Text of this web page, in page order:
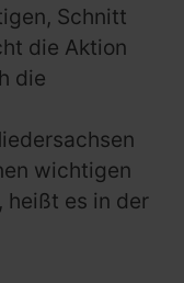
Schnitt
die Aktion
die
wichtigen
heißt es in der